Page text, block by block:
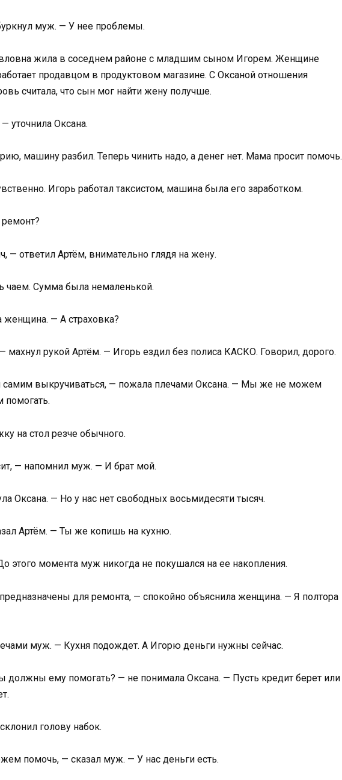
муж. — У нее проблемы.
жила в соседнем районе с младшим сыном Игорем. Женщине
продавцом в продуктовом магазине. С Оксаной отношения
считала, что сын мог найти жену получше.
уточнила Оксана.
машину разбил. Теперь чинить надо, а денег нет. Мама просит помочь.
Игорь работал таксистом, машина была его заработком.
— ответил Артём, внимательно глядя на жену.
чаем. Сумма была немаленькой.
— А страховка?
махнул рукой Артём. — Игорь ездил без полиса КАСКО. Говорил, дорого.
самим выкручиваться, — пожала плечами Оксана. — Мы же не можем
помогать.
на стол резче обычного.
— напомнил муж. — И брат мой.
Оксана. — Но у нас нет свободных восьмидесяти тысяч.
Артём. — Ты же копишь на кухню.
этого момента муж никогда не покушался на ее накопления.
для ремонта, — спокойно объяснила женщина. — Я полтора
муж. — Кухня подождет. А Игорю деньги нужны сейчас.
ему помогать? — не понимала Оксана. — Пусть кредит берет или
голову набок.
помочь, — сказал муж. — У нас деньги есть.